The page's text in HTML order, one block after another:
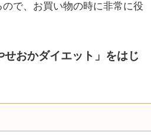
で、お買い物の時に非常に役
おかダイエット」をはじ